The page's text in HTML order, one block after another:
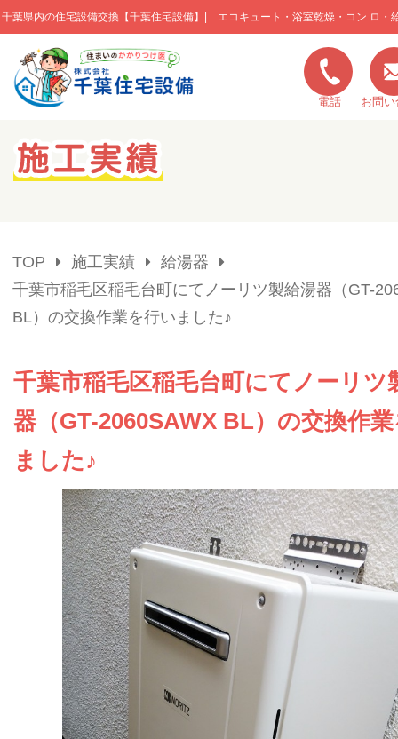
千葉県内の住宅設備交換【千葉住宅設備】| エコキュート・浴室乾燥・コン ロ・
このページの本文へ移動
電話 お問
キャンペーン一覧
会社概要
TOP 施工実績
給湯器
千葉市稲毛区稲毛台町にてノーリツ製給湯器（GT-
BL）の交換作業を行いました♪
千葉市稲毛区稲毛台町にてノーリツ
器（GT-2060SAWX BL）の交換作
ました♪